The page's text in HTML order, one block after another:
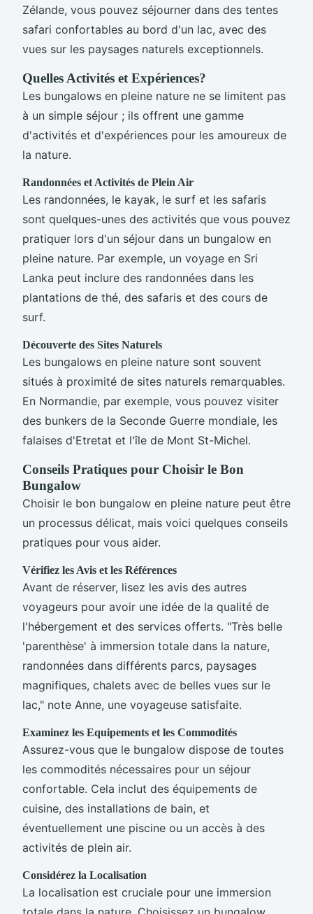
Zélande, vous pouvez séjourner dans des tentes
safari confortables au bord d'un lac, avec des
vues sur les paysages naturels exceptionnels.
Quelles Activités et Expériences?
Les bungalows en pleine nature ne se limitent pas
à un simple séjour ; ils offrent une gamme
d'activités et d'expériences pour les amoureux de
la nature.
Randonnées et Activités de Plein Air
Les randonnées, le kayak, le surf et les safaris
sont quelques-unes des activités que vous pouvez
pratiquer lors d'un séjour dans un bungalow en
pleine nature. Par exemple, un voyage en Sri
Lanka peut inclure des randonnées dans les
plantations de thé, des safaris et des cours de
surf.
Découverte des Sites Naturels
Les bungalows en pleine nature sont souvent
situés à proximité de sites naturels remarquables.
En Normandie, par exemple, vous pouvez visiter
des bunkers de la Seconde Guerre mondiale, les
falaises d'Etretat et l'île de Mont St-Michel.
Conseils Pratiques pour Choisir le Bon
Bungalow
Choisir le bon bungalow en pleine nature peut être
un processus délicat, mais voici quelques conseils
pratiques pour vous aider.
Vérifiez les Avis et les Références
Avant de réserver, lisez les avis des autres
voyageurs pour avoir une idée de la qualité de
l'hébergement et des services offerts. "Très belle
'parenthèse' à immersion totale dans la nature,
randonnées dans différents parcs, paysages
magnifiques, chalets avec de belles vues sur le
lac," note Anne, une voyageuse satisfaite.
Examinez les Equipements et les Commodités
Assurez-vous que le bungalow dispose de toutes
les commodités nécessaires pour un séjour
confortable. Cela inclut des équipements de
cuisine, des installations de bain, et
éventuellement une piscine ou un accès à des
activités de plein air.
Considérez la Localisation
La localisation est cruciale pour une immersion